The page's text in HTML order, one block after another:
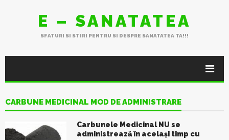
E – SANATATEA
SFATURI SI STIRI PENTRU SI DESPRE SANATATEA TA!!!
CARBUNE MEDICINAL MOD DE ADMINISTRARE
Carbunele Medicinal NU se
administrează în același timp cu